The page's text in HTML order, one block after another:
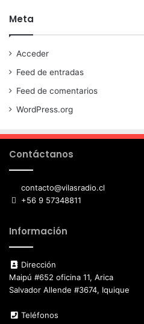
Meta
Acceder
Feed de entradas
Feed de comentarios
WordPress.org
Contáctanos
contacto@vilasradio.cl
+56 9 57348811
Información
Dirección
Maipú #652 oficina 11, Arica
Salvador Allende #3674, Iquique
Teléfonos